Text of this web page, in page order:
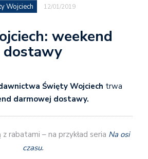
Wojciech 12/01/2019
weekend
dostawy
Święty Wojciech trwa
darmowej dostawy.
rabatami – na przykład seria Na osi
czasu.